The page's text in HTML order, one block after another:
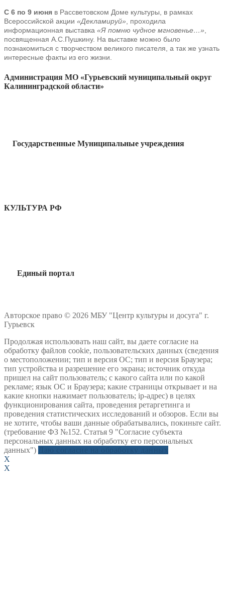
С 6 по 9 июня в Рассветовском Доме культуры, в рамках
Всероссийской акции «Декламируй», проходила
информационная выставка «Я помню чудное мгновенье…»,
посвященная А.С.Пушкину. На выставке можно было
познакомиться с творчеством великого писателя, а так же узнать
интересные факты из его жизни.
Администрация МО «Гурьевский муниципальный округ
Калининградской области»
Государственные Муниципальные учреждения
КУЛЬТУРА РФ
Единый портал
Авторское право © 2026 МБУ "Центр культуры и досуга" г.
Гурьевск
Продолжая использовать наш сайт, вы даете согласие на
обработку файлов cookie, пользовательских данных (сведения
о местоположении; тип и версия ОС; тип и версия Браузера;
тип устройства и разрешение его экрана; источник откуда
пришел на сайт пользователь; с какого сайта или по какой
рекламе; язык ОС и Браузера; какие страницы открывает и на
какие кнопки нажимает пользователь; ip-адрес) в целях
функционирования сайта, проведения ретаргетинга и
проведения статистических исследований и обзоров. Если вы
не хотите, чтобы ваши данные обрабатывались, покиньте сайт.
(требование ФЗ №152. Статья 9 "Согласие субъекта
персональных данных на обработку его персональных
данных")
X
X